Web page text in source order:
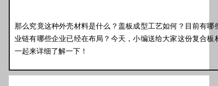
那么究竟这种外壳材料是什么？盖板成型工艺如何？目前有哪
业链有哪些企业已经在布局？今天，小编送给大家这份复合板
一起来详细了解一下！